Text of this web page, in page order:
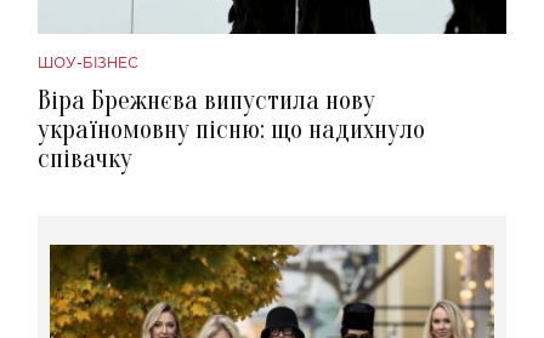
ШОУ-БІЗНЕС
Віра Брежнєва випустила нову
україномовну пісню: що надихнуло
співачку